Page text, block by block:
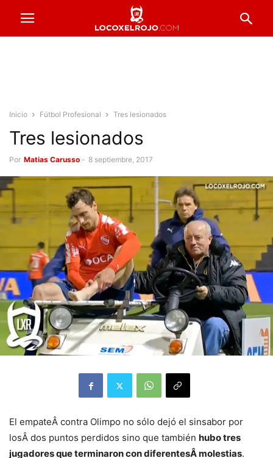
Inicio Fútbol Profesional Tres lesionados
Tres lesionados
Por Matias Carusso - 8 septiembre, 2017
El empateÂ contra Olimpo no sólo dejó el sinsabor por
losÂ dos puntos perdidos sino que también hubo tres
jugadores que terminaron con diferentesÂ molestias.